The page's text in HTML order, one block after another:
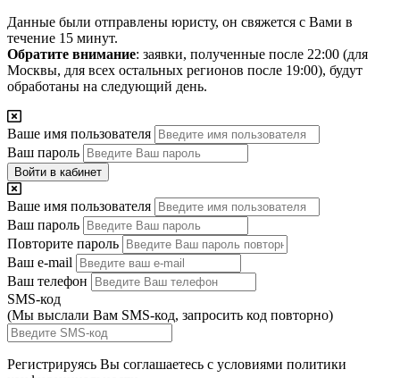
Данные были отправлены юристу, он свяжется с Вами в
течение 15 минут.
Обратите внимание: заявки, полученные после 22:00 (для
Москвы, для всех остальных регионов после 19:00), будут
обработаны на следующий день.
Ваше имя пользователя
Ваш пароль
Войти в кабинет
Ваше имя пользователя
Ваш пароль
Повторите пароль
Ваш e-mail
Ваш телефон
SMS-код
(Мы выслали Вам SMS-код, запросить код повторно)
Регистрируясь Вы соглашаетесь с условиями политики